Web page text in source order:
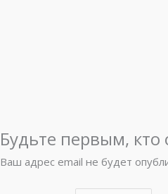
Будьте первым, кто
Ваш адрес email не будет